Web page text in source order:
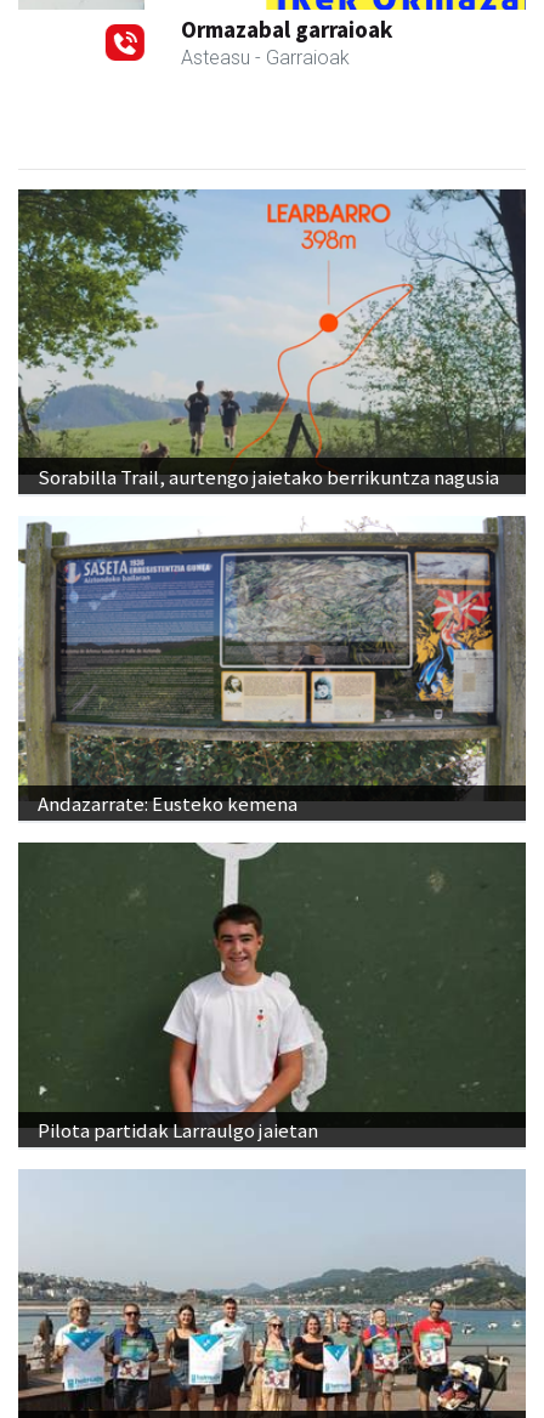
Ormazabal garraioak
- Garraioak
Sorabilla Trail, aurtengo jaietako berrikuntza nagusia
Andazarrate: Eusteko kemena
Pilota partidak Larraulgo jaietan